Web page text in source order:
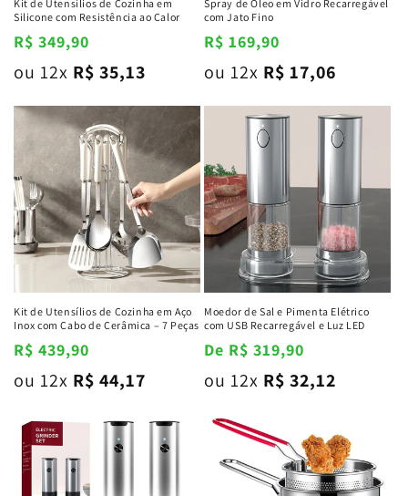
Kit de Utensílios de Cozinha em
Silicone com Resistência ao Calor
Preço
normal
R$ 349,90
ou 12x R$ 35,13
Spray de Óleo em Vidro Recarregável
com Jato Fino
Preço
normal
R$ 169,90
ou 12x R$ 17,06
Kit de Utensílios de Cozinha em Aço
Inox com Cabo de Cerâmica – 7 Peças
Preço
normal
R$ 439,90
ou 12x R$ 44,17
Moedor de Sal e Pimenta Elétrico
com USB Recarregável e Luz LED
Preço
normal
De R$ 319,90
ou 12x R$ 32,12